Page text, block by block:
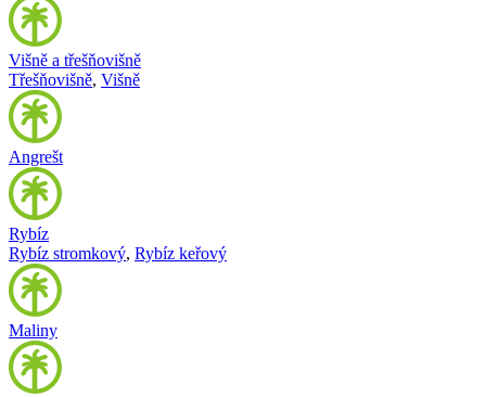
Višně a třešňovišně
Třešňovišně, Višně
Angrešt
Rybíz
Rybíz stromkový, Rybíz keřový
Maliny